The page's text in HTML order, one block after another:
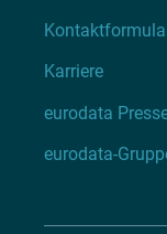
Karriere
eurodata
eurodata-